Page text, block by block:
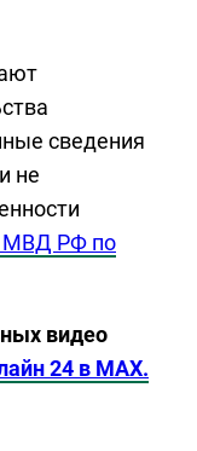
сведения
не
МВД РФ по
видео
24 в MAX.